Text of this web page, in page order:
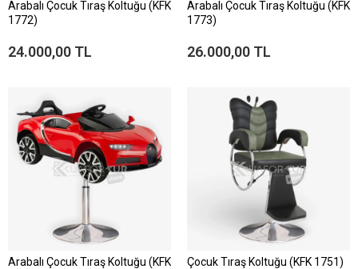
Arabalı Çocuk Tıraş Koltuğu (KFK
1772)
24.000,00 TL
Arabalı Çocuk Tıraş Koltuğu (KFK
1773)
26.000,00 TL
Arabalı Çocuk Tıraş Koltuğu (KFK
Çocuk Tıraş Koltuğu (KFK 1751)